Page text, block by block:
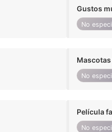
Gustos
No
No
Película
No